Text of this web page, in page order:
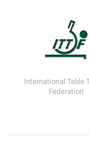
International Table
Federation